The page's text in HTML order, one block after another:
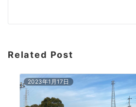
シ
ン
Related Post
2023年1月17日